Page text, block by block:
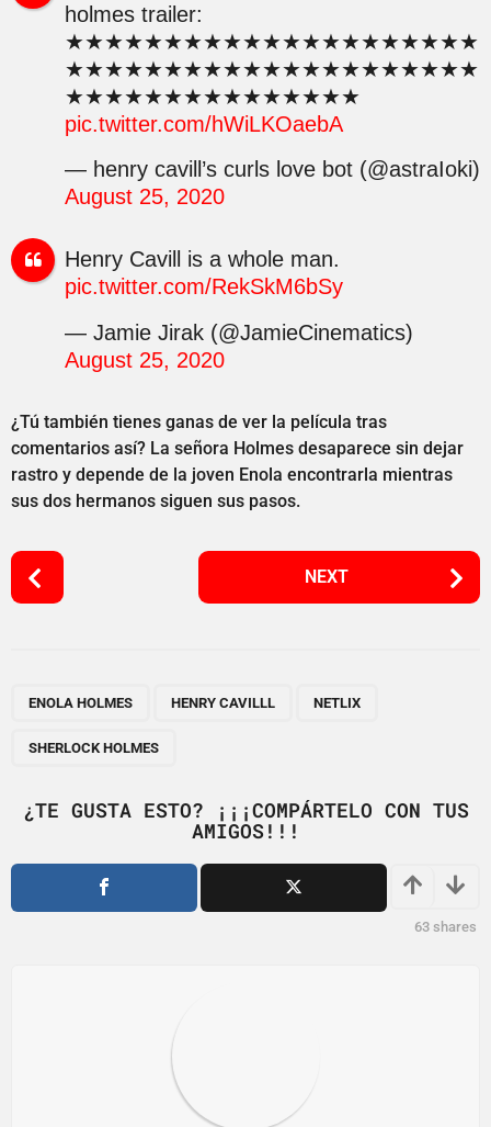
holmes trailer:
★★★★★★★★★★★★★★★★★★★★★
★★★★★★★★★★★★★★★★★★★★★
★★★★★★★★★★★★★★★
pic.twitter.com/hWiLKOaebA
— henry cavill’s curls love bot (@astraIoki)
August 25, 2020
Henry Cavill is a whole man.
pic.twitter.com/RekSkM6bSy
— Jamie Jirak (@JamieCinematics)
August 25, 2020
¿Tú también tienes ganas de ver la película tras
comentarios así? La señora Holmes desaparece sin dejar
rastro y depende de la joven Enola encontrarla mientras
sus dos hermanos siguen sus pasos.
P
o
i
o
NEXT
ENOLA HOLMES HENRY CAVILLL NETLIX
SHERLOCK HOLMES
¿TE GUSTA ESTO? ¡¡¡COMPÁRTELO CON TUS
AMIGOS!!!
63 shares